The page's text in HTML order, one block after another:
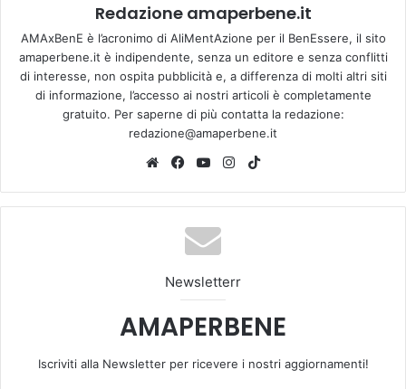
Redazione amaperbene.it
AMAxBenE è l’acronimo di AliMentAzione per il BenEssere, il sito
amaperbene.it è indipendente, senza un editore e senza conflitti
di interesse, non ospita pubblicità e, a differenza di molti altri siti
di informazione, l’accesso ai nostri articoli è completamente
gratuito. Per saperne di più contatta la redazione:
redazione@amaperbene.it
We
te
Fa
bo
ok
Yo
Tu
be
Ins
ra
k
Newsletterr
AMAPERBENE
Iscriviti alla Newsletter per ricevere i nostri aggiornamenti!